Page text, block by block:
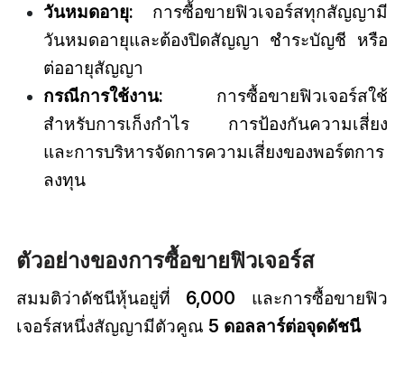
วันหมดอายุ: การซื้อขายฟิวเจอร์สทุกสัญญามี
วันหมดอายุและต้องปิดสัญญา ชำระบัญชี หรือ
ต่ออายุสัญญา
กรณีการใช้งาน: การซื้อขายฟิวเจอร์สใช้
สำหรับการเก็งกำไร การป้องกันความเสี่ยง
และการบริหารจัดการความเสี่ยงของพอร์ตการ
ลงทุน
ตัวอย่างของการซื้อขายฟิวเจอร์ส
สมมติว่าดัชนีหุ้นอยู่ที่ 6,000 และการซื้อขายฟิว
เจอร์สหนึ่งสัญญามีตัวคูณ 5 ดอลลาร์ต่อจุดดัชนี